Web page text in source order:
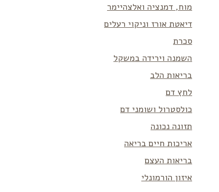
מוח, דמנציה ואלצהיימר
דיאטת אורז וניקוי רעלים
סכרת
השמנה וירידה במשקל
בריאות הלב
לחץ דם
כולסטרול ושומני דם
תזונה נכונה
אריכות חיים בריאה
בריאות העצם
איזון הורמונלי